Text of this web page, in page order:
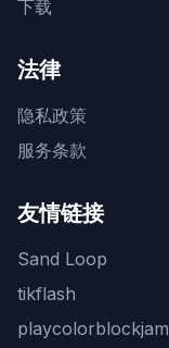
下载
法律
隐私政策
服务条款
友情链接
Sand Loop
tikflash
playcolorblockjam